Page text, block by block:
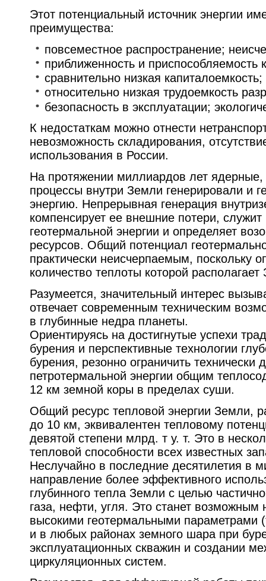
Этот потенциальный источник энергии
преимущества:
повсеместное распространение;
приближенность и приспособляемость
сравнительно низкая капиталоемкость;
относительно низкая трудоемкость
безопасность в эксплуатации;
К недостаткам можно отнести
невозможность складирования,
использования в России.
На протяжении миллиардов лет ядерные,
процессы внутри Земли генерировали и
энергию. Непрерывная генерация
компенсирует ее внешние потери,
геотермальной энергии и определяет
ресурсов. Общий потенциал
практически неисчерпаемым, поскольку
количество теплоты которой
Разумеется, значительный интерес
отвечает современным техническим
в глубинные недра планеты.
Ориентируясь на достигнутые успехи
бурения и перспективные технологии
бурения, резонно ограничить технически
петротермальной энергии общим
12 км земной коры в пределах суши.
Общий ресурс тепловой энергии Земли,
до 10 км, эквивалентен тепловому
девятой степени млрд. т у. т. Это в
тепловой способности всех известных
Неслучайно в последние десятилетия в
направление более эффективного
глубинного тепла Земли с целью
газа, нефти, угля. Это станет возможным
высокими геотермальными параметрами
и в любых районах земного шара при
эксплуатационных скважин и создании
циркуляционных систем.